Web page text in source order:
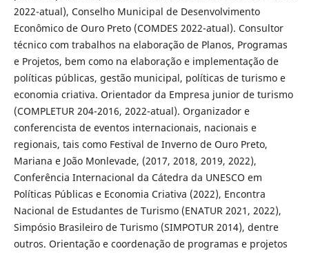
2022-atual), Conselho Municipal de Desenvolvimento
Econômico de Ouro Preto (COMDES 2022-atual). Consultor
técnico com trabalhos na elaboração de Planos, Programas
e Projetos, bem como na elaboração e implementação de
políticas públicas, gestão municipal, políticas de turismo e
economia criativa. Orientador da Empresa junior de turismo
(COMPLETUR 204-2016, 2022-atual). Organizador e
conferencista de eventos internacionais, nacionais e
regionais, tais como Festival de Inverno de Ouro Preto,
Mariana e João Monlevade, (2017, 2018, 2019, 2022),
Conferência Internacional da Cátedra da UNESCO em
Políticas Públicas e Economia Criativa (2022), Encontra
Nacional de Estudantes de Turismo (ENATUR 2021, 2022),
Simpósio Brasileiro de Turismo (SIMPOTUR 2014), dentre
outros. Orientação e coordenação de programas e projetos